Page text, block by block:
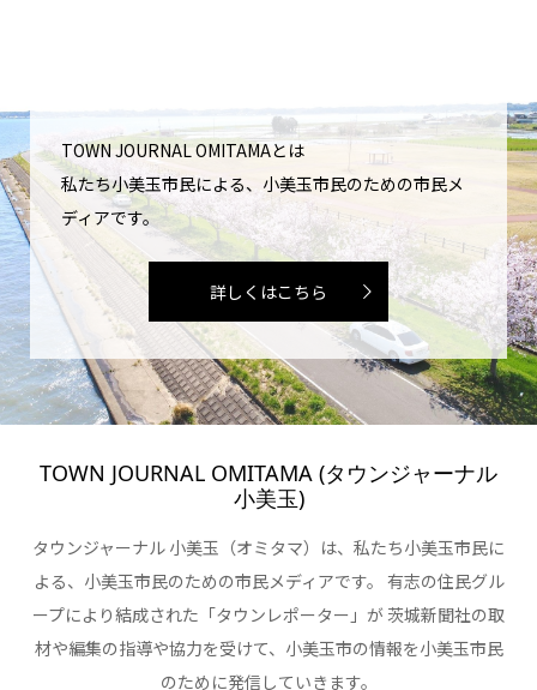
TOWN JOURNAL OMITAMAとは
私たち小美玉市民による、小美玉市民のための市民メ
ディアです。
詳しくはこちら
TOWN JOURNAL OMITAMA (タウンジャーナル
小美玉)
タウンジャーナル 小美玉（オミタマ）は、私たち小美玉市民に
よる、小美玉市民のための市民メディアです。 有志の住民グル
ープにより結成された「タウンレポーター」が 茨城新聞社の取
材や編集の指導や協力を受けて、小美玉市の情報を小美玉市民
のために発信していきます。